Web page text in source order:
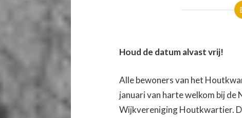
Houd de datum alvast vrij!
Alle bewoners van het
januari van harte welkom bij de
Wijkvereniging Houtkwartier.